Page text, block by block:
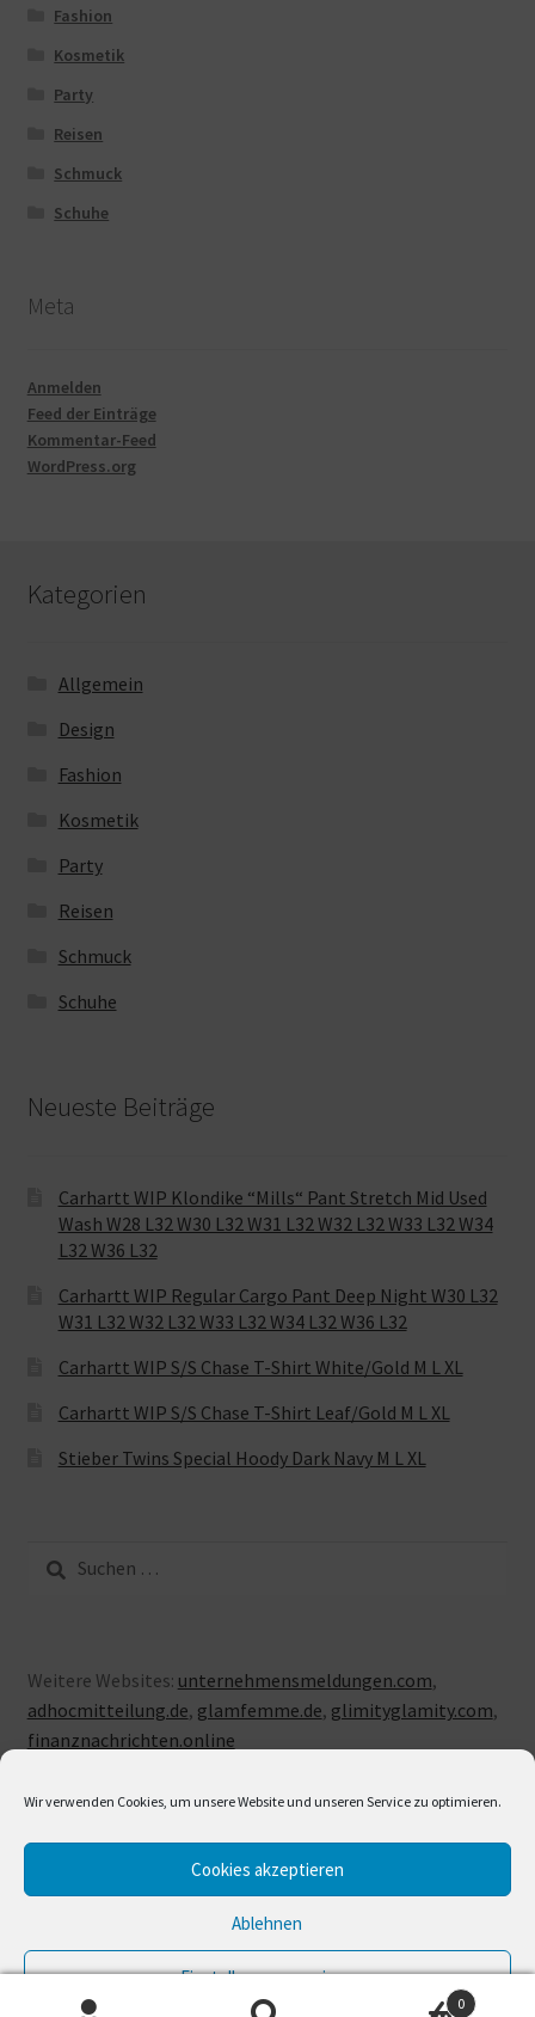
Wir verwenden Cookies, um unsere Website und unseren Service zu optimieren.
Cookies akzeptieren
Ablehnen
Einstellungen anzeigen
Fashion
Kosmetik
Party
Reisen
Schmuck
Schuhe
Meta
Anmelden
Feed der Einträge
Kommentar-Feed
WordPress.org
Kategorien
Allgemein
Design
Fashion
Kosmetik
Party
Reisen
Schmuck
Schuhe
Neueste Beiträge
Carhartt WIP Klondike “Mills“ Pant Stretch Mid Used
Wash W28 L32 W30 L32 W31 L32 W32 L32 W33 L32 W34
L32 W36 L32
Carhartt WIP Regular Cargo Pant Deep Night W30 L32
W31 L32 W32 L32 W33 L32 W34 L32 W36 L32
Carhartt WIP S/S Chase T-Shirt White/Gold M L XL
Carhartt WIP S/S Chase T-Shirt Leaf/Gold M L XL
Stieber Twins Special Hoody Dark Navy M L XL
nach:
Weitere Websites: unternehmensmeldungen.com,
adhocmitteilung.de, glamfemme.de, glimityglamity.com,
finanznachrichten.online
© LUXUSLOVE 2026
Erstellt mit Storefront & WooCommerce
0